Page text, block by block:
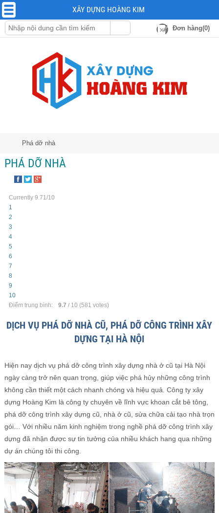
XÂY DỰNG HOÀNG KIM
Đơn hàng(0)
Phá dỡ nhà
PHÁ DỠ NHÀ
Currently 9.71/10
1
2
3
4
5
6
7
8
9
10
Điểm trung bình:
9.7 / 10 (581 votes)
DỊCH VỤ PHÁ DỠ NHÀ CŨ, PHÁ DỠ CÔNG TRÌNH XÂY
DỰNG TẠI HÀ NỘI
Hiện nay dịch vụ phá dỡ công trình xây dựng nhà ở cũ tại Hà Nội
ngày càng trở nên quan trọng, giúp việc phá hủy những công trình
không cần thiết một cách nhanh chóng và hiệu quả. Công ty xây
dựng Hoàng Kim là công ty chuyên về lĩnh vực khoan cắt bê tông,
phá dỡ công trình xây dựng cũ, nhà ở cũ, sửa chữa cải tạo nhà trọn
gói… Với nhiều năm kinh nghiệm trong nghề phá dỡ công trình xây
dựng đã nhận được sự tin tưởng của nhiều khách hang qua những
dự án chúng tôi thi công.